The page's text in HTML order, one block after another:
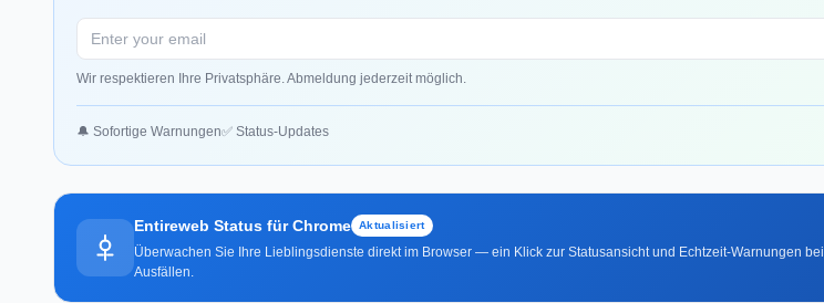
Wir respektieren Ihre Privatsphäre. Abmeldung jederzeit möglich.
🔔 Sofortige Warnungen✅ Status-Updates
Entireweb Status für Chrome Aktualisiert
Überwachen Sie Ihre Lieblingsdienste direkt im Browser — ein Klick zur Statusansicht und Echtzeit-Warnungen bei
Ausfällen.